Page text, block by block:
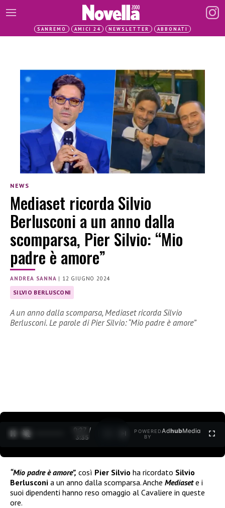
SANREMO AMICI 24 NEWSLETTER ABBONATI
NEWS
Mediaset ricorda Silvio
Berlusconi a un anno dalla
scomparsa, Pier Silvio: “Mio
padre è amore”
ANDREA SANNA | 12 GIUGNO 2024
SILVIO BERLUSCONI
A un anno dalla scomparsa, Mediaset ricorda Silvio
Berlusconi. Le parole di Pier Silvio: “Mio padre è amore”
0:28 /
3:35
POWERED
BY
AdhubMedia
“Mio padre è amore”, così Pier Silvio ha ricordato Silvio
Berlusconi a un anno dalla scomparsa. Anche Mediasete i
suoi dipendenti hanno reso omaggio al Cavaliere in queste
ore.